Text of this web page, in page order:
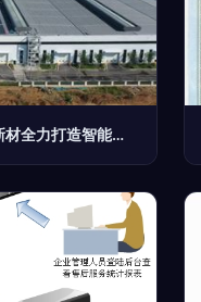
科技创新,赋能高质量发展--明晟新材全力打造智能工厂